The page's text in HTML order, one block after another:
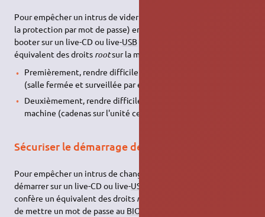
Pour empêcher un intrus de vider la mémoire du
la protection par mot de passe) en ouvrant l'unité centrale, puis
booter sur un live-CD ou live-USB
équivalent des droits rootsur la machine), il faut :
Premièrement, rendre difficile l'accès physique à la machine
(salle fermée et surveillée par exemple pour une entreprise)
Deuxièmement, rendre difficile à un intrus d'ouvrir la
machine (cadenas sur l'unité centrale par exemple)
Sécuriser le démarrage de l'ordinateur (BIOS)
Pour empêcher un intrus de changer l'ordre de boot pour
démarrer sur un live-CD ou live-USB
confère un équivalent des droits root
de mettre un mot de passe au BIOS